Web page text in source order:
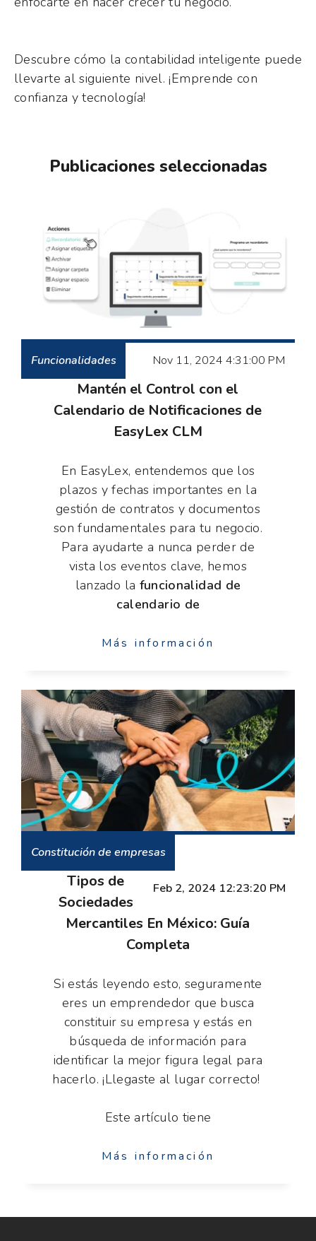
Descubre cómo la contabilidad inteligente puede
llevarte al siguiente nivel. ¡Emprende con
confianza y tecnología!
Publicaciones seleccionadas
Funcionalidades Nov 11, 2024 4:31:00 PM
Mantén el Control con el
Calendario de Notificaciones de
EasyLex CLM
En EasyLex, entendemos que los
plazos y fechas importantes en la
gestión de contratos y documentos
son fundamentales para tu negocio.
Para ayudarte a nunca perder de
vista los eventos clave, hemos
lanzado la funcionalidad de
calendario de
Más información
Constitución de empresas
Feb 2, 2024 12:23:20 PM
Tipos de
Sociedades
Mercantiles En México: Guía
Completa
Si estás leyendo esto, seguramente
eres un emprendedor que busca
constituir su empresa y estás en
búsqueda de información para
identificar la mejor figura legal para
hacerlo. ¡Llegaste al lugar correcto!
Este artículo tiene
Más información